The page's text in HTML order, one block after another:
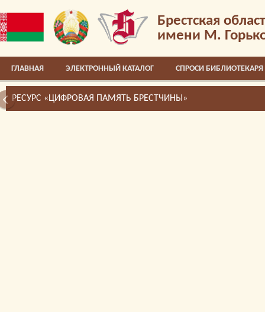
Брестская
имени М.
ГЛАВНАЯ ЭЛЕКТРОННЫЙ КАТАЛОГ СПРОСИ БИБЛИОТЕКАРЯ
РЕСУРС «ЦИФРОВАЯ ПАМЯТЬ БРЕСТЧИНЫ»